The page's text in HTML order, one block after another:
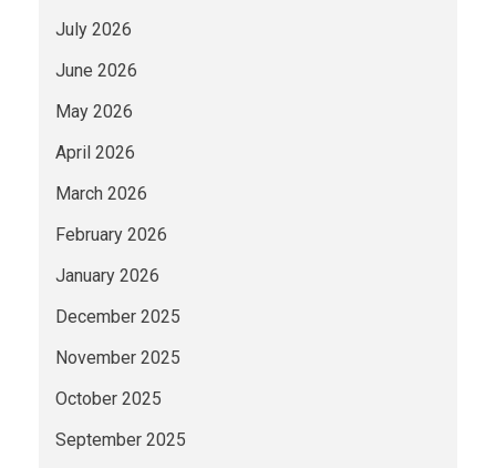
July 2026
June 2026
May 2026
April 2026
March 2026
February 2026
January 2026
December 2025
November 2025
October 2025
September 2025